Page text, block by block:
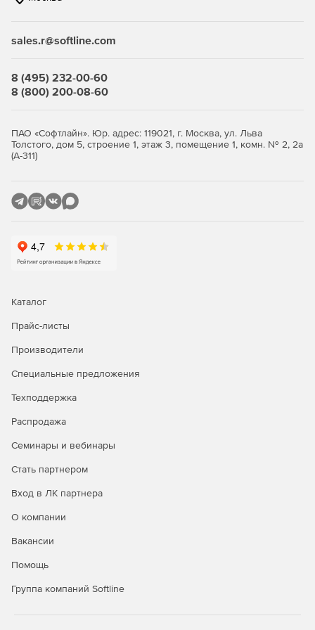
цене.
sales.r@softline.com
8 (495) 232-00-60
8 (800) 200-08-60
ПАО «Софтлайн». Юр. адрес: 119021, г. Москва, ул. Льва
Толстого, дом 5, строение 1, этаж 3, помещение 1, комн. № 2, 2а
(А-311)
Каталог
Прайс-листы
Производители
Специальные предложения
Техподдержка
Распродажа
Семинары и вебинары
Стать партнером
Вход в ЛК партнера
О компании
Вакансии
Помощь
Группа компаний Softline